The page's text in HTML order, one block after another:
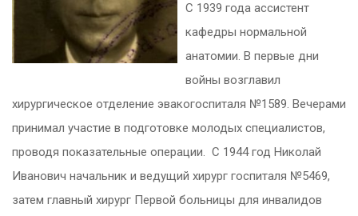
С 1939 года ассистент
кафедры нормальной
анатомии. В первые дни
войны возглавил
хирургическое отделение эвакогоспиталя №1589. Вечерами
принимал участие в подготовке молодых специалистов,
проводя показательные операции. С 1944 год Николай
Иванович начальник и ведущий хирург госпиталя №5469,
затем главный хирург Первой больницы для инвалидов